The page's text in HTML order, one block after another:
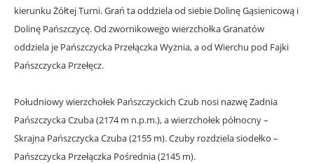
kierunku Żółtej Turni. Grań ta oddziela od siebie Dolinę Gąsienicową i
Dolinę Pańszczycę. Od zwornikowego wierzchołka Granatów
oddziela je Pańszczycka Przełączka Wyżnia, a od Wierchu pod Fajki
Pańszczycka Przełęcz.
Południowy wierzchołek Pańszczyckich Czub nosi nazwęZadnia
Pańszczycka Czuba(2174 m n.p.m.), a wierzchołek północny –
Skrajna Pańszczycka Czuba(2155 m). Czuby rozdziela siodełko –
Pańszczycka Przełączka Pośrednia(2145 m).